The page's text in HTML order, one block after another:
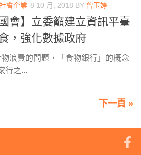
會企業 8 10 月, 2018 BY 曾玉婷
國會】立委籲建立資訊平臺
，強化數據政府
浪費的問題，「食物銀行」的概念
行之...
下一頁 »